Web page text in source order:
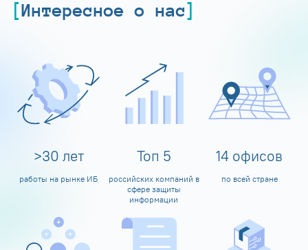
Интересное о нас
>30 лет
работы на рынке ИБ
Топ 5
российских компаний в
сфере защиты
информации
14 офисов
по всей стране